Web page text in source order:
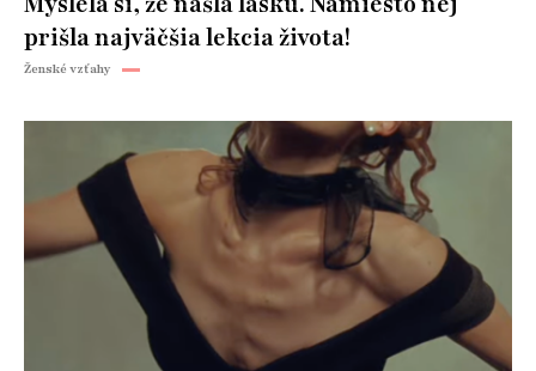
prišla najväčšia lekcia života!
Ženské vzťahy